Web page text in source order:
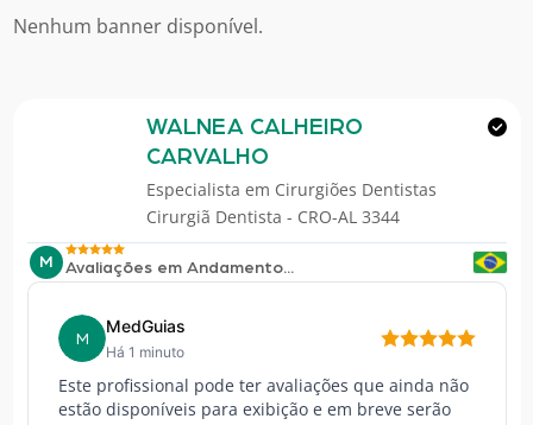
Nenhum banner disponível.
WALNEA CALHEIRO
CARVALHO
Especialista em Cirurgiões Dentistas
Cirurgiã Dentista - CRO-AL 3344
M Avaliações em Andamento...
M
MedGuias
Há 1 minuto
Este profissional pode ter avaliações que ainda não
estão disponíveis para exibição e em breve serão